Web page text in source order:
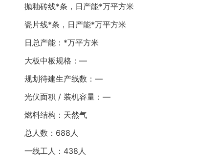
抛釉砖线*条，日产能*万平方米
瓷片线*条，日产能*万平方米
日总产能：*万平方米
大板中板规格：—
规划待建生产线数：—
光伏面积 / 装机容量：—
燃料结构：天然气
总人数：688人
一线工人：438人